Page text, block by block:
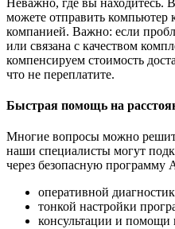
можете отправить компьютер
компанией. Важно: если
или связана с качеством
компенсируем стоимость
что не переплатите.
Быстрая помощь на
Многие вопросы можно
наши специалисты могут
через безопасную программу
оперативной
тонкой настройки
консультации и помощи